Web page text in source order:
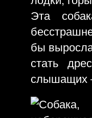
Эта
бы
стать
слышащих